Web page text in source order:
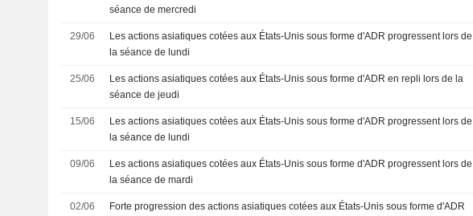
séance de mercredi
29/06
Les actions asiatiques cotées aux États-Unis sous forme d'ADR progressent lors de
la séance de lundi
25/06
Les actions asiatiques cotées aux États-Unis sous forme d'ADR en repli lors de la
séance de jeudi
15/06
Les actions asiatiques cotées aux États-Unis sous forme d'ADR progressent lors de
la séance de lundi
09/06
Les actions asiatiques cotées aux États-Unis sous forme d'ADR progressent lors de
la séance de mardi
02/06
Forte progression des actions asiatiques cotées aux États-Unis sous forme d'ADR